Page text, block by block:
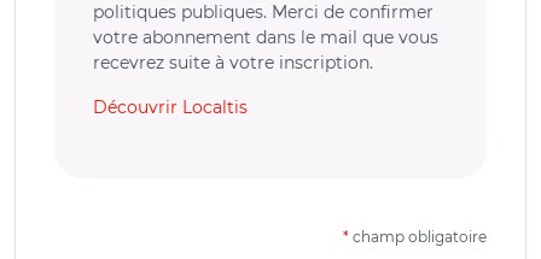
politiques publiques. Merci de confirmer
votre abonnement dans le mail que vous
recevrez suite à votre inscription.
Découvrir Localtis
* champ obligatoire